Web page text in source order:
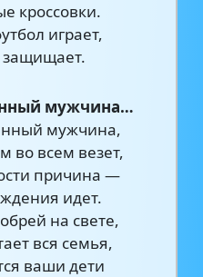
кроссовки.
играет,
защищает.
мужчина…
мужчина,
во всем везет,
причина —
идет.
на свете,
вся семья,
ваши дети